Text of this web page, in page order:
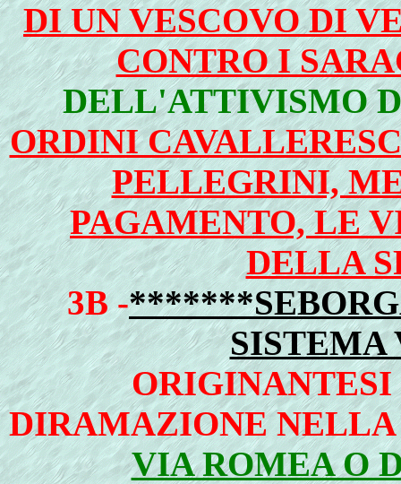
DI UN VESCOVO DI
CONTRO I
DELL'ATTIVISMO
ORDINI
PELLEGRINI,
PAGAMENTO, LE
DELLA
3B -
ORIGINANTESI
DIRAMAZIONE
VIA ROMEA O